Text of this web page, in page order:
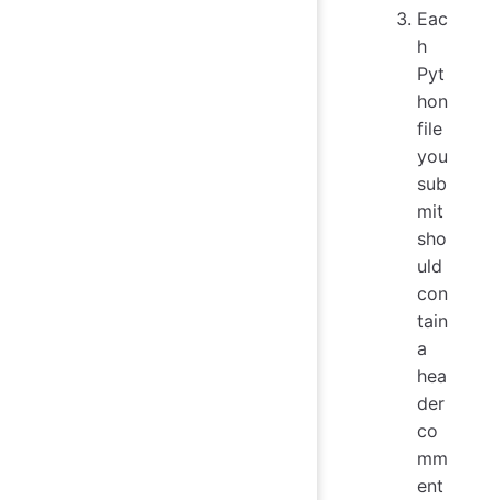
Eac
h
Pyt
hon
file
you
sub
mit
sho
uld
con
tain
a
hea
der
co
mm
ent